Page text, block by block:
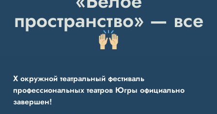
пространство» — все
Х окружной театральный фестиваль
профессиональных театров Югры официально
завершен!